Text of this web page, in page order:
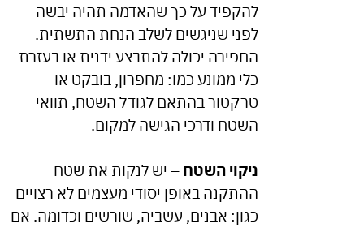
להקפיד על כך שהאדמה תהיה יבשה
לפני שניגשים לשלב הנחת התשתית.
החפירה יכולה להתבצע ידנית או בעזרת
כלי ממונע כמו: מחפרון, בובקט או
טרקטור בהתאם לגודל השטח, תוואי
השטח ודרכי הגישה למקום.
ניקוי השטח – יש לנקות את שטח
ההתקנה באופן יסודי מעצמים לא רצויים
כגון: אבנים, עשביה, שורשים וכדומה. אם